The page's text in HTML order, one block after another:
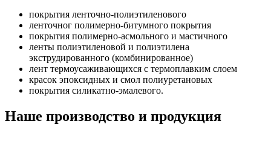
покрытия ленточно-полиэтиленового
ленточног полимерно-битумного покрытия
покрытия полимерно-асмольного и мастичного
ленты полиэтиленовой и полиэтилена
экструдированного (комбинированное)
лент термоусаживающихся с термоплавким слоем
красок эпоксидных и смол полиуретановых
покрытия силикатно-эмалевого.
Наше производство и продукция